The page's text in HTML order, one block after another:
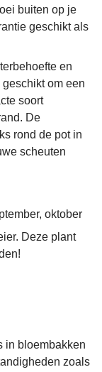
buiten op je
geschikt als
en
om een
soort
De
rond de pot in
scheuten
oktober
Deze plant
in bloembakken
zoals